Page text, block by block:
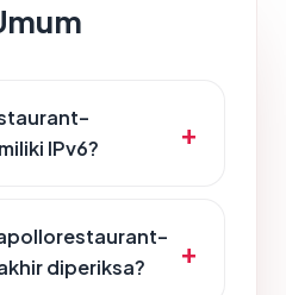
IPv6?
diperiksa?